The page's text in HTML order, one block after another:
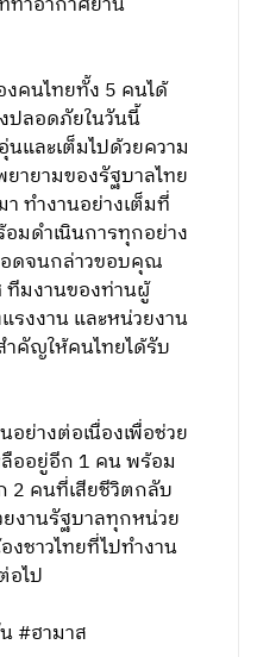
คนไทยทั้ง 5 คนได้
ปลอดภัยในวันนี้
และเต็มไปด้วยความ
ายามของรัฐบาลไทย
ทำงานอย่างเต็มที่
มดำเนินการทุกอย่าง
อดจนกล่าวขอบคุณ
ทีมงานของท่านผู้
รงงาน และหน่วยงาน
คัญให้คนไทยได้รับ
ย่างต่อเนื่องเพื่อช่วย
ออยู่อีก 1 คน พร้อม
2 คนที่เสียชีวิตกลับ
ยงานรัฐบาลทุกหน่วย
งชาวไทยที่ไปทำงาน
อไป
#ฮามาส